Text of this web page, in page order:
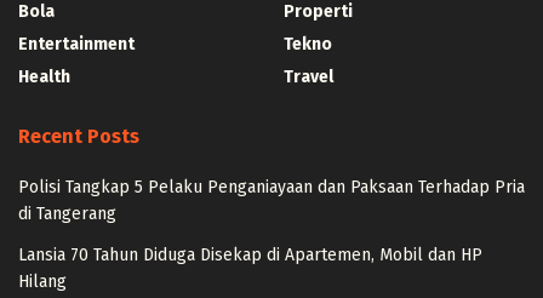
Bola
Entertainment
Health
Properti
Tekno
Travel
Recent Posts
Polisi Tangkap 5 Pelaku Penganiayaan dan Paksaan Terhadap Pria
di Tangerang
Lansia 70 Tahun Diduga Disekap di Apartemen, Mobil dan HP
Hilang